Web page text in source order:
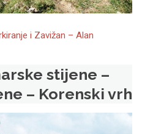
i Zavižan – Alan
stijene –
– Korenski vrh